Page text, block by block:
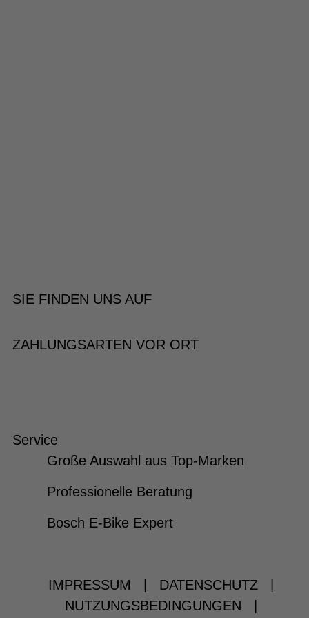
SIE FINDEN UNS AUF
ZAHLUNGSARTEN VOR ORT
Service
Große Auswahl aus Top-Marken
Professionelle Beratung
Bosch E-Bike Expert
IMPRESSUM DATENSCHUTZ
NUTZUNGSBEDINGUNGEN